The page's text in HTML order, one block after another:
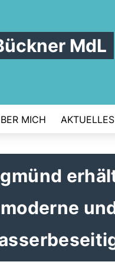
MdL
MICH AKTUELLES